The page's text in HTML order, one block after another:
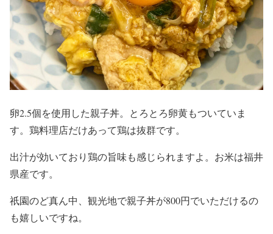
卵2.5個を使用した親子丼。とろとろ卵黄もついていま
す。鶏料理店だけあって鶏は抜群です。
出汁が効いており鶏の旨味も感じられますよ。お米は福井
県産です。
祇園のど真ん中、観光地で親子丼が800円でいただけるの
も嬉しいですね。